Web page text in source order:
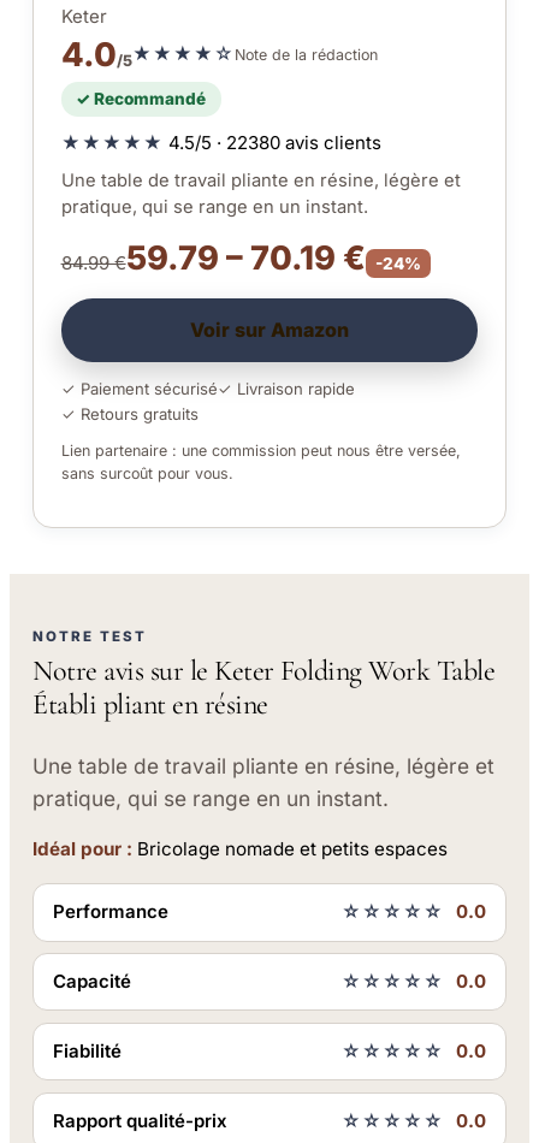
Keter
4.0/5★★★★☆ Note de la rédaction
✓ Recommandé
★★★★★ 4.5/5 · 22380 avis clients
Une table de travail pliante en résine, légère et
pratique, qui se range en un instant.
84.99 €59.79 – 70.19 € -24%
Voir sur Amazon
✓ Paiement sécurisé✓ Livraison rapide
✓ Retours gratuits
Lien partenaire : une commission peut nous être versée,
sans surcoût pour vous.
NOTRE TEST
Notre avis sur le Keter Folding Work Table
Établi pliant en résine
Une table de travail pliante en résine, légère et
pratique, qui se range en un instant.
Idéal pour : Bricolage nomade et petits espaces
Performance ☆☆☆☆☆ 0.0
Capacité ☆☆☆☆☆ 0.0
Fiabilité ☆☆☆☆☆ 0.0
Rapport qualité-prix ☆☆☆☆☆ 0.0